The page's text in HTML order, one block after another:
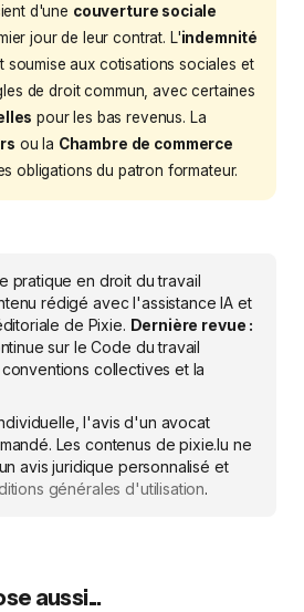
d'une couverture sociale
jour de leur contrat. L'indemnité
soumise aux cotisations sociales et
de droit commun, avec certaines
pour les bas revenus. La
ou la Chambre de commerce
obligations du patron formateur.
pratique en droit du travail
rédigé avec l'assistance IA et
de Pixie. Dernière revue :
sur le Code du travail
collectives et la
l'avis d'un avocat
Les contenus de pixie.lu ne
avis juridique personnalisé et
générales d'utilisation.
aussi...